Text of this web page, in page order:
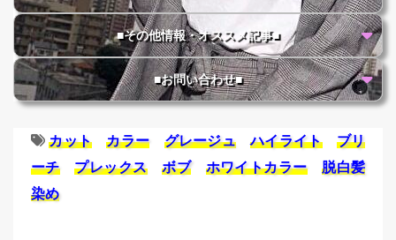
■その他情報・オススメ記事■
■お問い合わせ■
カット カラー グレージュ ハイライト
ブリ
ーチ
プレックス ボブ ホワイトカラー
脱白髪
染め